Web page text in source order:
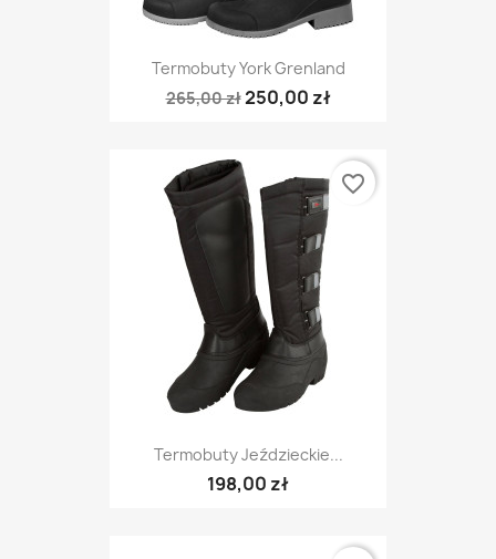
Termobuty York Grenland
265,00 zł250,00 zł
Termobuty Jeździeckie...
198,00 zł
favorite_border